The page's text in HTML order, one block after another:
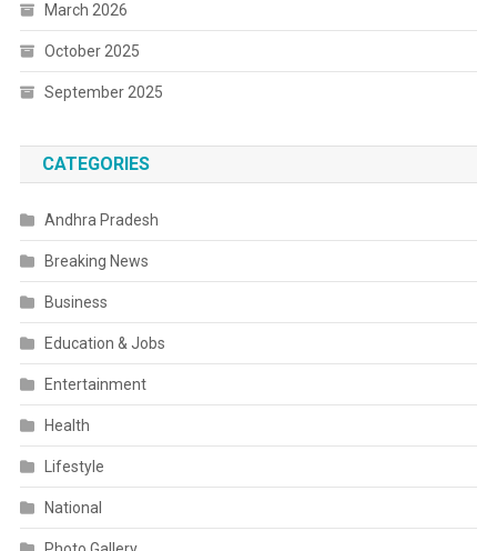
March 2026
October 2025
September 2025
CATEGORIES
Andhra Pradesh
Breaking News
Business
Education & Jobs
Entertainment
Health
Lifestyle
National